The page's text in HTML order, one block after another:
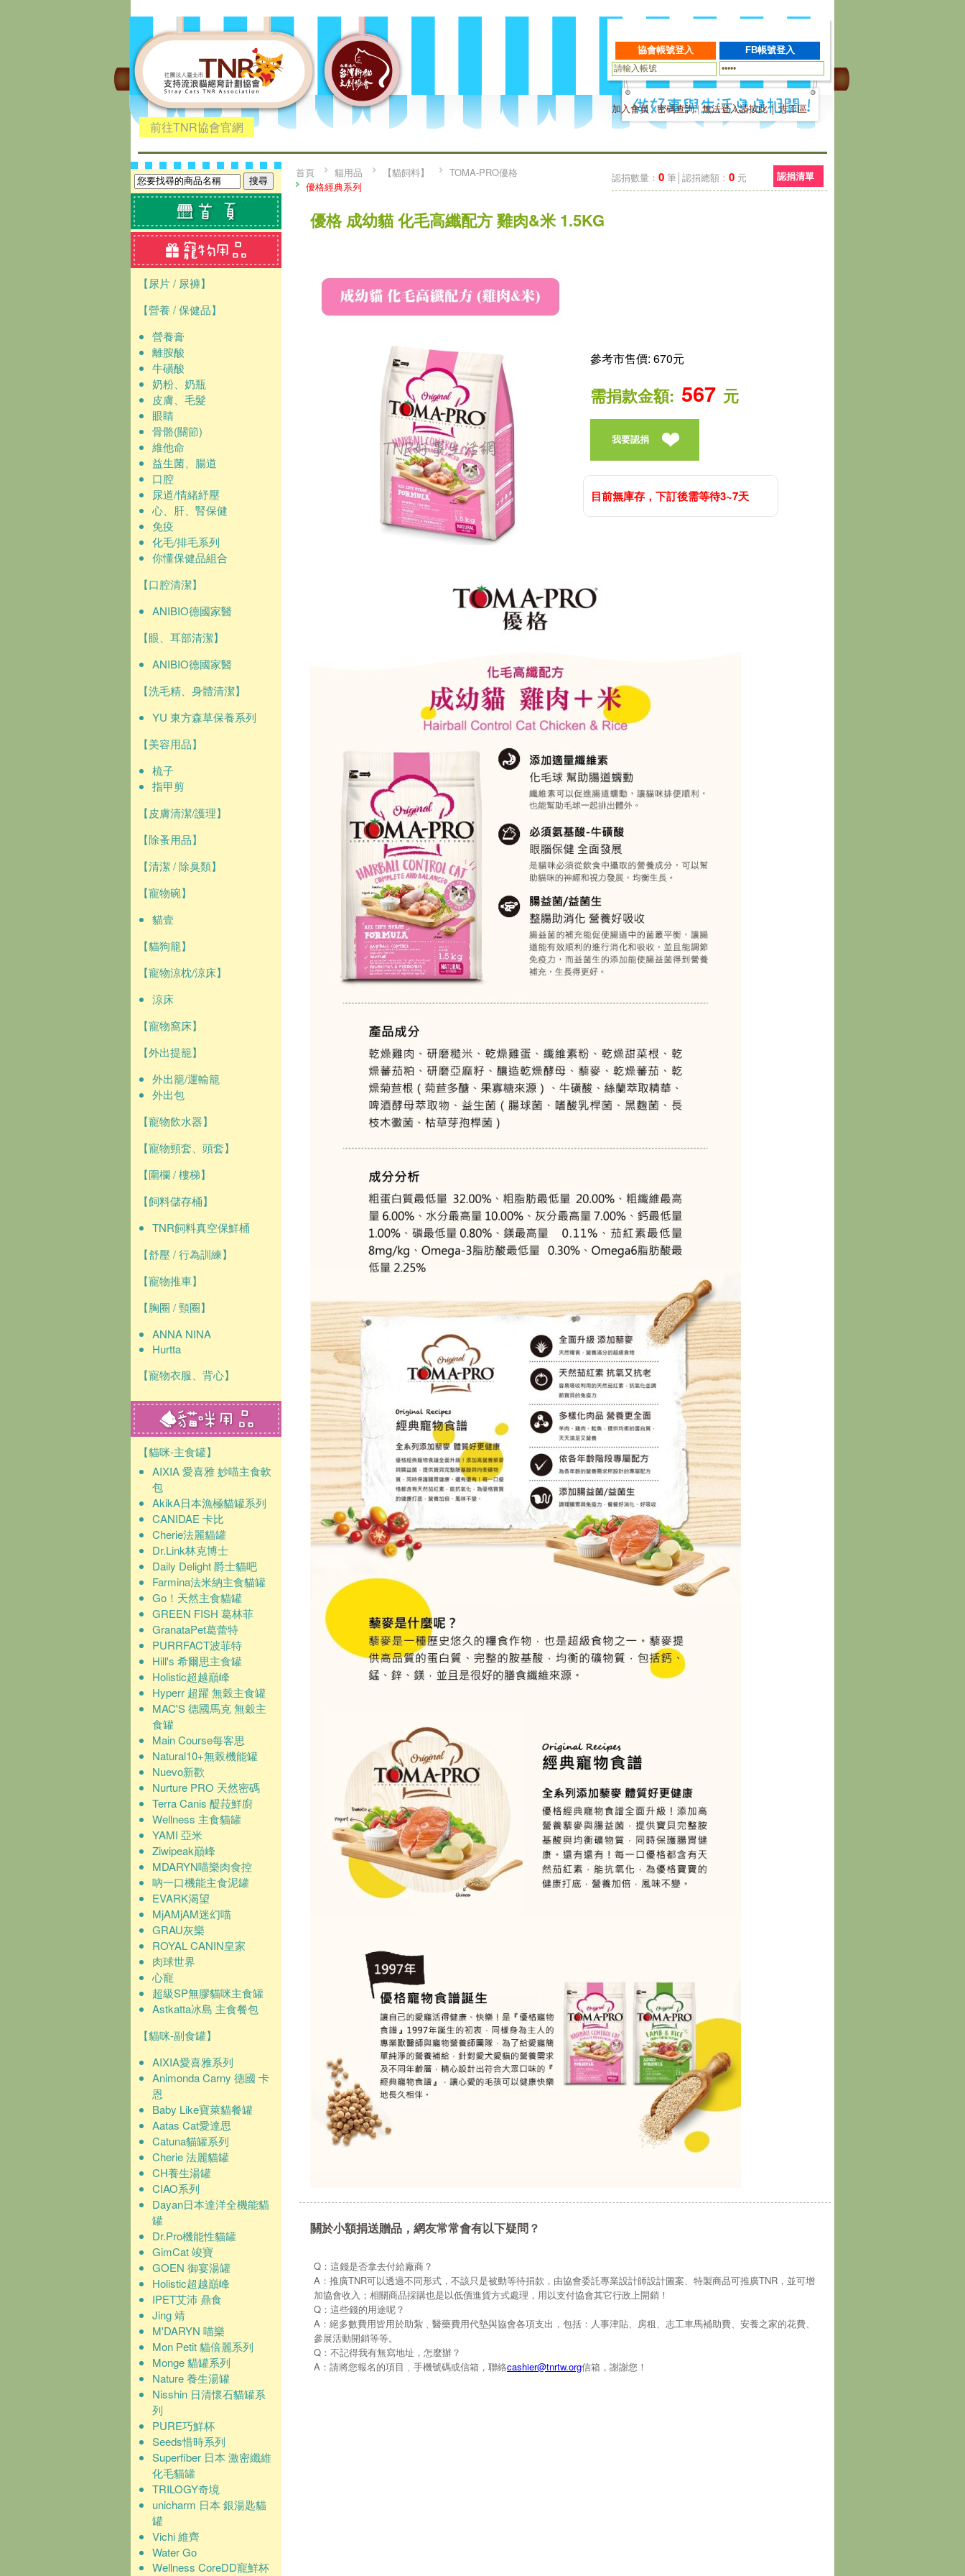
前往TNR協會官網
加入會員|密碼查詢|無法登入請按此│志工區
【尿片 / 尿褲】
【營養 / 保健品】
營養膏
離胺酸
牛磺酸
奶粉、奶瓶
皮膚、毛髮
眼睛
骨骼(關節)
維他命
益生菌、腸道
口腔
尿道/情緒紓壓
心、肝、腎保健
免疫
化毛/排毛系列
你懂保健品組合
【口腔清潔】
ANIBIO德國家醫
【眼、耳部清潔】
ANIBIO德國家醫
【洗毛精、身體清潔】
YU 東方森草保養系列
【美容用品】
梳子
指甲剪
【皮膚清潔/護理】
【除蚤用品】
【清潔 / 除臭類】
【寵物碗】
貓壹
【貓狗籠】
【寵物涼枕/涼床】
涼床
【寵物窩床】
【外出提籠】
外出籠/運輸籠
外出包
【寵物飲水器】
【寵物頸套、頭套】
【圍欄 / 樓梯】
【飼料儲存桶】
TNR飼料真空保鮮桶
【舒壓 / 行為訓練】
【寵物推車】
【胸圈 / 頸圈】
ANNA NINA
Hurtta
【寵物衣服、背心】
【貓咪-主食罐】
AIXIA 愛喜雅 妙喵主食軟
包
AkikA日本漁極貓罐系列
CANIDAE 卡比
Cherie法麗貓罐
Dr.Link林克博士
Daily Delight 爵士貓吧
Farmina法米納主食貓罐
Go！天然主食貓罐
GREEN FISH 葛林菲
GranataPet葛蕾特
PURRFACT波菲特
Hill's 希爾思主食罐
Holistic超越巔峰
Hyperr 超躍 無穀主食罐
MAC'S 德國馬克 無穀主
食罐
Main Course每客思
Natural10+無榖機能罐
Nuevo新歡
Nurture PRO 天然密碼
Terra Canis 醍菈鮮廚
Wellness 主食貓罐
YAMI 亞米
Ziwipeak巔峰
MDARYN喵樂肉食控
吶一口機能主食泥罐
EVARK渴望
MjAMjAM迷幻喵
GRAU灰樂
ROYAL CANIN皇家
肉球世界
心寵
超級SP無膠貓咪主食罐
Astkatta冰島 主食餐包
【貓咪-副食罐】
AIXIA愛喜雅系列
Animonda Carny 德國 卡
恩
Baby Like寶萊貓餐罐
Aatas Cat愛達思
Catuna貓罐系列
Cherie 法麗貓罐
CH養生湯罐
CIAO系列
Dayan日本達洋全機能貓
罐
Dr.Pro機能性貓罐
GimCat 竣寶
GOEN 御宴湯罐
Holistic超越巔峰
IPET艾沛 鼎食
Jing 靖
M'DARYN 喵樂
Mon Petit 貓倍麗系列
Monge 貓罐系列
Nature 養生湯罐
Nisshin 日清懷石貓罐系
列
PURE巧鮮杯
Seeds惜時系列
Superfiber 日本 激密纖維
化毛貓罐
TRILOGY奇境
unicharm 日本 銀湯匙貓
罐
Vichi 維齊
Water Go
Wellness CoreDD寵鮮杯
認捐數量： 0 筆│認捐總額： 0 元 認捐清單
首頁 貓用品 【貓飼料】
TOMA-PRO優格
優格經典系列
優格 成幼貓 化毛高纖配方 雞肉&米 1.5KG
參考市售價: 670元
需捐款金額: 567 元
我要認捐
目前無庫存，下訂後需等待3~7天
關於小額捐送贈品，網友常常會有以下疑問？
Q：這錢是否拿去付給廠商？
A：推廣TNR可以透過不同形式，不該只是被動等待捐款，由協會委託專業設計師設計圖案、特製商品可推廣TNR，並可增
加協會收入；相關商品採購也是以低價進貨方式處理，用以支付協會其它行政上開銷！
Q：這些錢的用途呢？
A：絕多數費用皆用於助紮﹑醫藥費用代墊與協會各項支出，包括：人事津貼、房租、志工車馬補助費、安養之家的花費、
參展活動開銷等等。
Q：不記得我有無寫地址，怎麼辦？
A：請將您報名的項目﹑手機號碼或信箱，聯絡cashier@tnrtw.org信箱，謝謝您！